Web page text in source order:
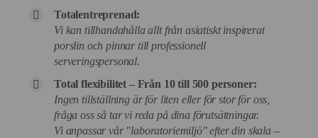
Totalentreprenad:
Vi kan tillhandahålla allt från asiatiskt inspirerat
porslin och pinnar till professionell
serveringspersonal.
Total flexibilitet – Från 10 till 500 personer:
Ingen tillställning är för liten eller för stor för oss,
fråga oss så tar vi reda på dina förutsättningar.
Vi anpassar vår "laboratoriemiljö" efter din skala –